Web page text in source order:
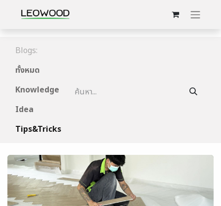
Blogs:
ทั้งหมด
Knowledge
Idea
Tips&Tricks